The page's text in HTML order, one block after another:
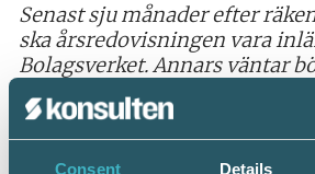
Consent Details
Senast sju månader efter
ska årsredovisningen vara
Bolagsverket. Annars väntar
kan det kosta en förening eller
aktiebolag 30 000 kronor om
lämnas in för sent.